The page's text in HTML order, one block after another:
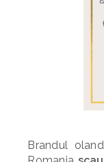
Brandul